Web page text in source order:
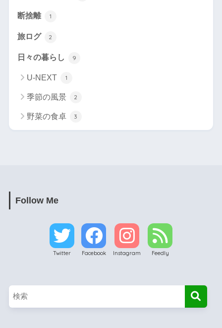
断捨離 1
旅ログ 2
日々の暮らし 9
U-NEXT 1
季節の風景 2
野菜の食卓 3
Follow Me
Twitter Facebook Instagram Feedly